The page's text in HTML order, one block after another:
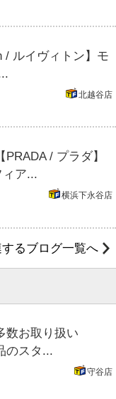
/ ルイヴィトン】モ
北越谷店
/ プラダ】
ィア...
横浜下永谷店
するブログ一覧へ
数お取り扱い
のスタ...
守谷店